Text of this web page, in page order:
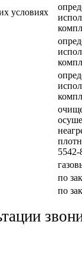
условиях
5542-
по
по